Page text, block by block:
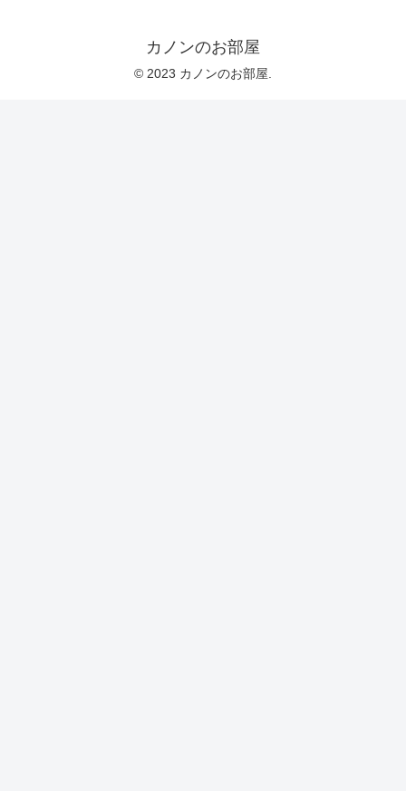
カノンのお部屋
© 2023 カノンのお部屋.